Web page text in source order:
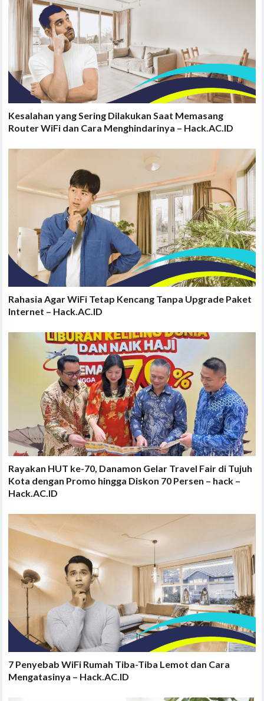
Kesalahan yang Sering Dilakukan Saat Memasang
Router WiFi dan Cara Menghindarinya – Hack.AC.ID
Rahasia Agar WiFi Tetap Kencang Tanpa Upgrade Paket
Internet – Hack.AC.ID
Rayakan HUT ke-70, Danamon Gelar Travel Fair di Tujuh
Kota dengan Promo hingga Diskon 70 Persen – hack –
Hack.AC.ID
7 Penyebab WiFi Rumah Tiba-Tiba Lemot dan Cara
Mengatasinya – Hack.AC.ID